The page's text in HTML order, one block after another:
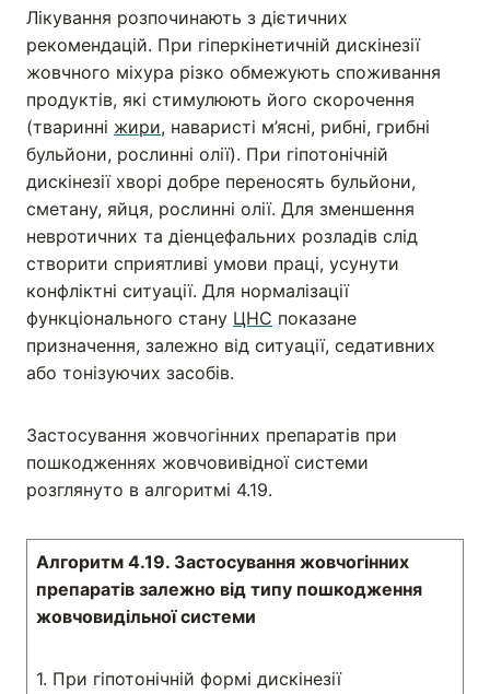
Лікування розпочинають з дієтичних
рекомендацій. При гіперкінетичній дискінезії
жовчного міхура різко обмежують споживання
продуктів, які стимулюють його скорочення
(тваринні жири, наваристі м’ясні, рибні, грибні
бульйони, рослинні олії). При гіпотонічній
дискінезії хворі добре переносять бульйони,
сметану, яйця, рослинні олії. Для зменшення
невротичних та діенцефальних розладів слід
створити сприятливі умови праці, усунути
конфліктні ситуації. Для нормалізації
функціонального стану ЦНС показане
призначення, залежно від ситуації, седативних
або тонізуючих засобів.
Застосування жовчогінних препаратів при
пошкодженнях жовчовивідної системи
розглянуто в алгоритмі 4.19.
Алгоритм 4.19. Застосування жовчогінних
препаратів залежно від типу пошкодження
жовчовидільної системи
1. При гіпотонічній формі дискінезії